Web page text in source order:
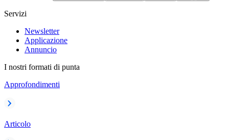
Servizi
Newsletter
Applicazione
Annuncio
I nostri formati di punta
Approfondimenti
Articolo